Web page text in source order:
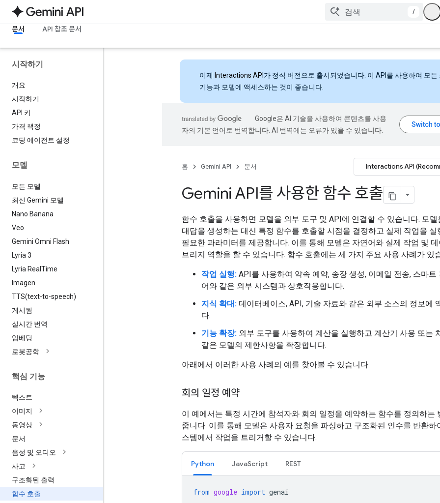
/
문서 API 참조 문서
시작하기
개요
시작하기
API 키
가격 책정
코딩 에이전트 설정
모델
모든 모델
최신 Gemini 모델
Nano Banana
Veo
Gemini Omni Flash
Lyria 3
Lyria Real Time
Imagen
TTS(text-to-speech)
게시됨
실시간 번역
임베딩
로봇공학
핵심 기능
텍스트
이미지
동영상
문서
음성 및 오디오
사고
구조화된 출력
함수 호출
이제 Interactions API 가 정식 버전으로 출시되었습니다. 이 API를 사용하여 모든
기능과 모델에 액세스하는 것이 좋습니다.
Google은 AI 기술을 사용하여 콘텐츠를 사용
자의 기본 언어로 번역합니다. AI 번역에는 오류가 있을 수 있습니다.
홈 Gemini API 문서 Interactions API
Gemini API를 사용한 함수 호출
함수 호출을 사용하면 모델을 외부 도구 및 API에 연결할 수 있습니다. 모델
대답을 생성하는 대신 특정 함수를 호출할 시점을 결정하고 실제 작업을 실
필요한 파라미터를 제공합니다. 이를 통해 모델은 자연어와 실제 작업 및
브리지 역할을 할 수 있습니다. 함수 호출에는 세 가지 주요 사용 사례가 있
작업 실행: API를 사용하여 약속 예약, 송장 생성, 이메일 전송, 스마트
어와 같은 외부 시스템과 상호작용합니다.
지식 확대: 데이터베이스, API, 기술 자료와 같은 외부 소스의 정보에
다.
기능 확장: 외부 도구를 사용하여 계산을 실행하고 계산기 사용 또는
같은 모델의 제한사항을 확장합니다.
아래에서 이러한 사용 사례의 예를 찾아볼 수 있습니다.
회의 일정 예약
이 예에서는 특정 시간에 참석자와 회의 일정을 예약하는 함수를 정의하는
줍니다. 이를 통해 모델은 사용자 요청을 파싱하고 구조화된 인수를 반환하
스템에서 작업을 트리거할 수 있습니다.
Python JavaScript REST
from google import genai